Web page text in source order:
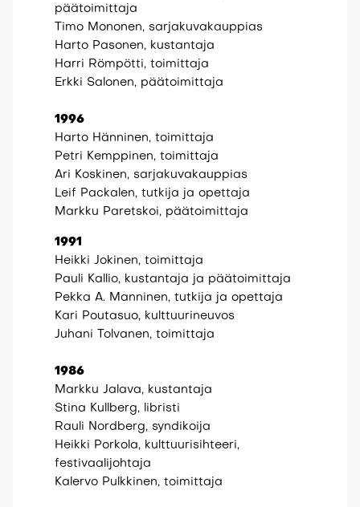
päätoimittaja
Timo Mononen, sarjakuvakauppias
Harto Pasonen, kustantaja
Harri Römpötti, toimittaja
Erkki Salonen, päätoimittaja
1996
Harto Hänninen, toimittaja
Petri Kemppinen, toimittaja
Ari Koskinen, sarjakuvakauppias
Leif Packalen, tutkija ja opettaja
Markku Paretskoi, päätoimittaja
1991
Heikki Jokinen, toimittaja
Pauli Kallio, kustantaja ja päätoimittaja
Pekka A. Manninen, tutkija ja opettaja
Kari Poutasuo, kulttuurineuvos
Juhani Tolvanen, toimittaja
1986
Markku Jalava, kustantaja
Stina Kullberg, libristi
Rauli Nordberg, syndikoija
Heikki Porkola, kulttuurisihteeri,
festivaalijohtaja
Kalervo Pulkkinen, toimittaja